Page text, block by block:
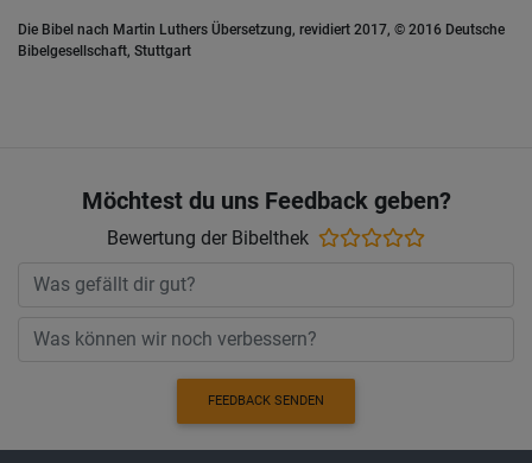
Die Bibel nach Martin Luthers Übersetzung, revidiert 2017, © 2016 Deutsche
Bibelgesellschaft, Stuttgart
Möchtest du uns Feedback geben?
Bewertung der Bibelthek
FEEDBACK SENDEN